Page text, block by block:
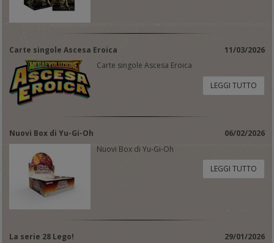
Carte singole Ascesa Eroica
11/03/2026
Carte singole Ascesa Eroica
LEGGI TUTTO
Nuovi Box di Yu-Gi-Oh
06/02/2026
Nuovi Box di Yu-Gi-Oh
LEGGI TUTTO
La serie 28 Lego! 29/01/2026